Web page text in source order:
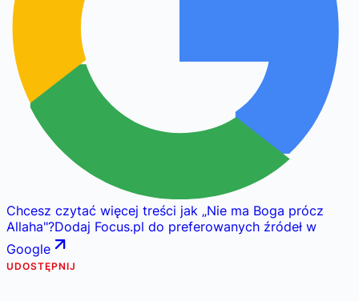
Chcesz czytać więcej treści jak „Nie ma Boga prócz
Allaha"?Dodaj Focus.pl do preferowanych źródeł w
Google
UDOSTĘPNIJ